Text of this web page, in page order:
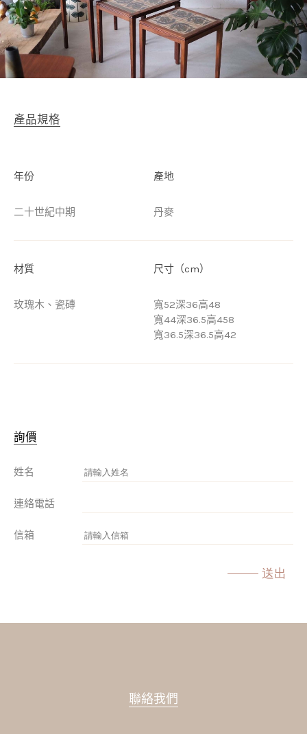
產品規格
年份
二十世紀中期
產地
丹麥
材質
玫瑰木、瓷磚
尺寸（cm）
寬52深36高48
寬44深36.5高458
寬36.5深36.5高42
詢價
姓名
連絡電話
信箱
送出
聯絡我們